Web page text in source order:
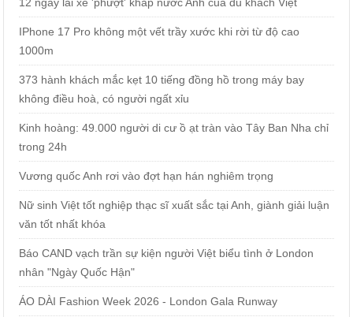
IPhone 17 Pro không một vết trầy xước khi rời từ độ cao
1000m
373 hành khách mắc kẹt 10 tiếng đồng hồ trong máy bay
không điều hoà, có người ngất xỉu
Kinh hoàng: 49.000 người di cư ồ ạt tràn vào Tây Ban Nha chỉ
trong 24h
Vương quốc Anh rơi vào đợt hạn hán nghiêm trọng
Nữ sinh Việt tốt nghiệp thạc sĩ xuất sắc tại Anh, giành giải luận
văn tốt nhất khóa
Báo CAND vạch trần sự kiện người Việt biểu tình ở London
nhân "Ngày Quốc Hận"
ÁO DÀI Fashion Week 2026 - London Gala Runway